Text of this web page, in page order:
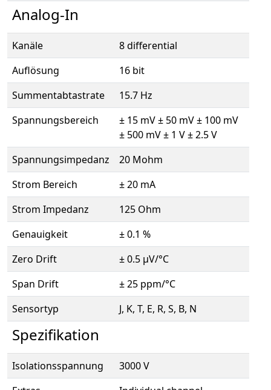
Analog-In
Kanäle
8 differential
Auflösung
16 bit
Summentabtastrate
15.7 Hz
Spannungsbereich
± 15 mV ± 50 mV ± 100 mV
± 500 mV ± 1 V ± 2.5 V
Spannungsimpedanz
20 Mohm
Strom Bereich
± 20 mA
Strom Impedanz
125 Ohm
Genauigkeit
± 0.1 %
Zero Drift
± 0.5 µV/°C
Span Drift
± 25 ppm/°C
Sensortyp
J, K, T, E, R, S, B, N
Spezifikation
Isolationsspannung
3000 V